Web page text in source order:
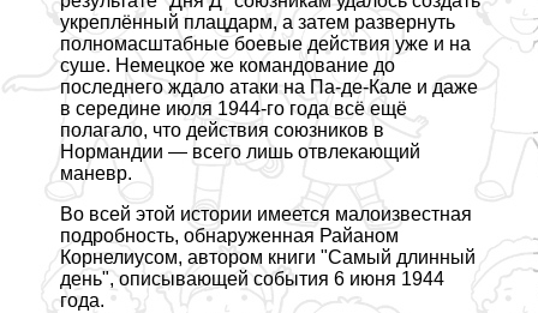
укреплённый плацдарм, а затем развернуть
полномасштабные боевые действия уже и на
суше. Немецкое же комaндование до
последнего ждало атаки на Па-де-Кале и даже
в середине июля 1944-го года всё ещё
полагало, что действия союзников в
Нормaндии — всего лишь отвлекающий
маневр.
Во всей этой истории имеется малоизвестная
подробность, обнаруженная Райаном
Корнелиусом, автором книги "Самый длинный
день", описывающей события 6 июня 1944
года.